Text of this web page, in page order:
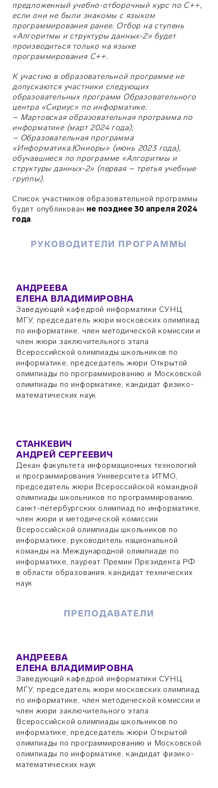
предложенный учебно-отборочный курс по С++,
если они не были знакомы с языком
программирования ранее. Отбор на ступень
«Алгоритмы и структуры данных-2» будет
производиться только на языке
программирования С++.
К участию в образовательной программе не
допускаются участники следующих
образовательных программ Образовательного
центра «Сириус» по информатике:
– Мартовская образовательная программа по
информатике (март 2024 года);
– Образовательная программа
«Информатика.Юниоры» (июнь 2023 года),
обучавшиеся по программе «Алгоритмы и
структуры данных-2» (первая – третья учебные
группы).
Список участников образовательной программы
будет опубликованне позднее 30 апреля 2024
года.
РУКОВОДИТЕЛИ ПРОГРАММЫ
АНДРЕЕВА
ЕЛЕНА ВЛАДИМИРОВНА
Заведующий кафедрой информатики СУНЦ
МГУ, председатель жюри московских олимпиад
по информатике, член методической комиссии и
член жюри заключительного этапа
Всероссийской олимпиады школьников по
информатике, председатель жюри Открытой
олимпиады по программированию и Московской
олимпиады по информатике, кандидат физико-
математических наук
СТАНКЕВИЧ
АНДРЕЙ СЕРГЕЕВИЧ
Декан факультета информационных технологий
и программирования Университета ИТМО,
председатель жюри Всероссийской командной
олимпиады школьников по программированию,
санкт-петербургских олимпиад по информатике,
член жюри и методической комиссии
Всероссийской олимпиады школьников по
информатике, руководитель национальной
команды на Международной олимпиаде по
информатике, лауреат Премии Президента РФ
в области образования, кандидат технических
наук
ПРЕПОДАВАТЕЛИ
АНДРЕЕВА
ЕЛЕНА ВЛАДИМИРОВНА
Заведующий кафедрой информатики СУНЦ
МГУ, председатель жюри московских олимпиад
по информатике, член методической комиссии и
член жюри заключительного этапа
Всероссийской олимпиады школьников по
информатике, председатель жюри Открытой
олимпиады по программированию и Московской
олимпиады по информатике, кандидат физико-
математических наук